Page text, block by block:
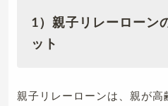
1）親子リレーローン
ット
親子リレーローンは、親が高